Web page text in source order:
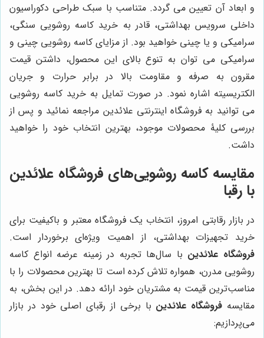
و ابعاد آن تعیین می گردد. متناسب با سبک طراحی دکوراسیون
داخلی سرویس بهداشتی، قادر به خرید کاسه روشویی سنگی،
سرامیکی و یا چینی خواهید بود. از مزایای کاسه روشویی چینی و
سرامیکی می توان به تنوع بالای این محصول، داشتن قیمت
مقرون به صرفه و مقاومت بالا در برابر حرارت و جریان
الکتریسیته اشاره نمود. در صورت تمایل به خرید کاسه روشویی
می توانید به فروشگاه اینترنتی علائدین مراجعه نمائید و پس از
بررسی کلیۀ محصولات موجود، بهترین انتخاب خود را خواهید
داشت.
مقایسه کاسه روشویی‌های فروشگاه علائدین
با رقبا
در بازار رقابتی امروز، انتخاب یک فروشگاه معتبر و باکیفیت برای
خرید تجهیزات بهداشتی، از اهمیت ویژه‌ای برخوردار است.
فروشگاه علائدین با سال‌ها تجربه در زمینه عرضه انواع کاسه
روشویی مدرن، همواره تلاش کرده است تا بهترین محصولات را با
مناسب‌ترین قیمت به مشتریان خود ارائه دهد. در این بخش، به
مقایسه فروشگاه علائدین با برخی از رقبای اصلی خود در بازار
می‌پردازیم: